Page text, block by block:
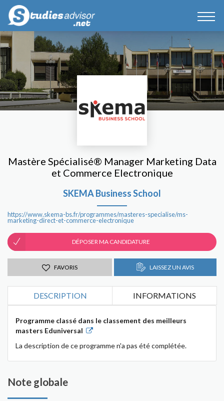
Mastère Spécialisé® Manager Marketing Data
et Commerce Electronique
SKEMA Business School
https://www.skema-bs.fr/programmes/masteres-specialise/ms-
marketing-direct-et-commerce-electronique
DÉPOSER MA CANDIDATURE
FAVORIS LAISSEZ UN AVIS
DESCRIPTION INFORMATIONS
Programme classé dans le classement des meilleurs
masters Eduniversal
La description de ce programme n'a pas été complétée.
Note globale